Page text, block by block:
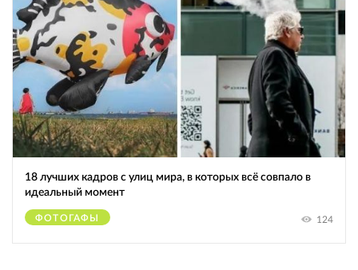
18 лучших кадров с улиц мира, в которых всё совпало в
идеальный момент
ФОТОГАФЫ 124